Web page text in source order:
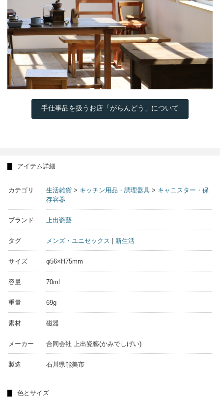
手仕事品を扱うお店「がらんどう」について
アイテム詳細
カテゴリ 生活雑貨 > キッチン用品・調理器具 > キャニスター・保
存容器
ブランド 上出瓷藝
タグ メンズ・ユニセックス | 新生活
サイズ φ56×H75mm
容量 70ml
重量 69g
素材 磁器
メーカー 合同会社 上出瓷藝(かみでしげい)
製造 石川県能美市
色とサイズ